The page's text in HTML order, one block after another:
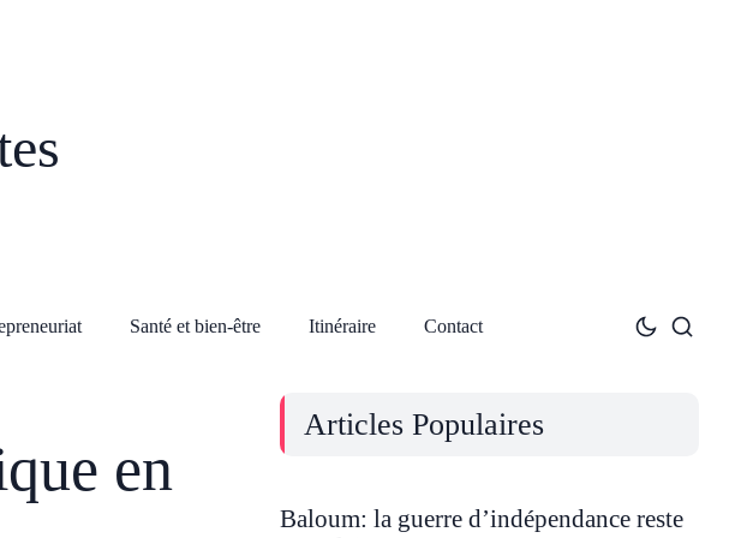
Santé et bien-être Itinéraire Contact
en
Articles Populaires
Baloum: la guerre d’indépendance reste